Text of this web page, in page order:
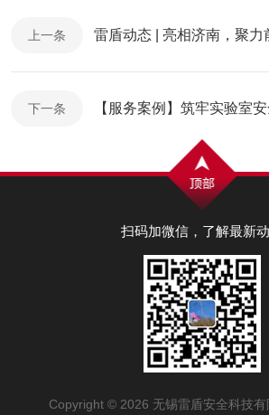
上一条
下一条
扫码加微信，了解最新
Copyright © 2026 无锡雷盾安全科技有